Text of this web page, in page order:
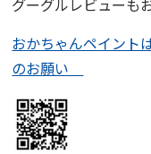
グーグルレビューも
おかちゃんペイント
のお願い